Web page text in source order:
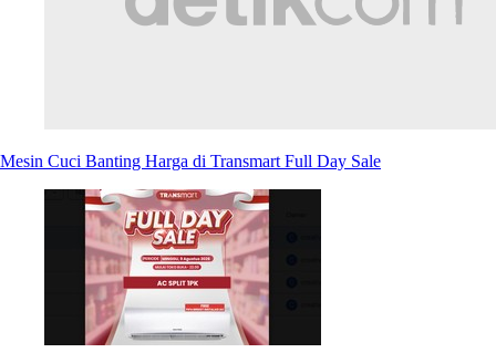
Mesin Cuci Banting Harga di Transmart Full Day Sale